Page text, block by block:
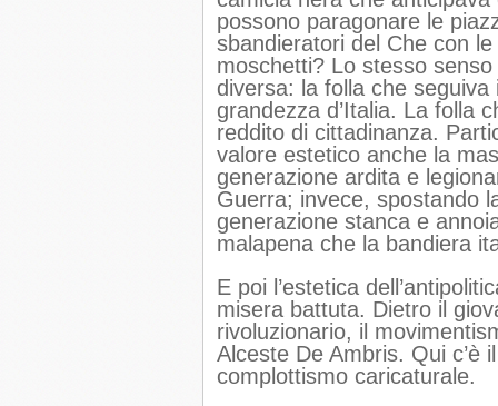
possono paragonare le
sbandieratori del Che con
moschetti? Lo stesso
diversa: la folla che seguiva
grandezza d’Italia. La folla
reddito di cittadinanza.
valore estetico anche la
generazione ardita e
Guerra; invece, spostando
generazione stanca e
malapena che la bandiera
E poi l’estetica
misera battuta. Dietro il
rivoluzionario, il
Alceste De Ambris. Qui c’è
complottismo caricaturale.